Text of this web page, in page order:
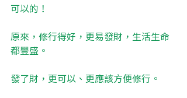
可以的！
原來，修行得好，更易發財，生活生命
都豐盛。
發了財，更可以、更應該方便修行。